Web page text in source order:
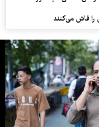
را فاش می‌کنند